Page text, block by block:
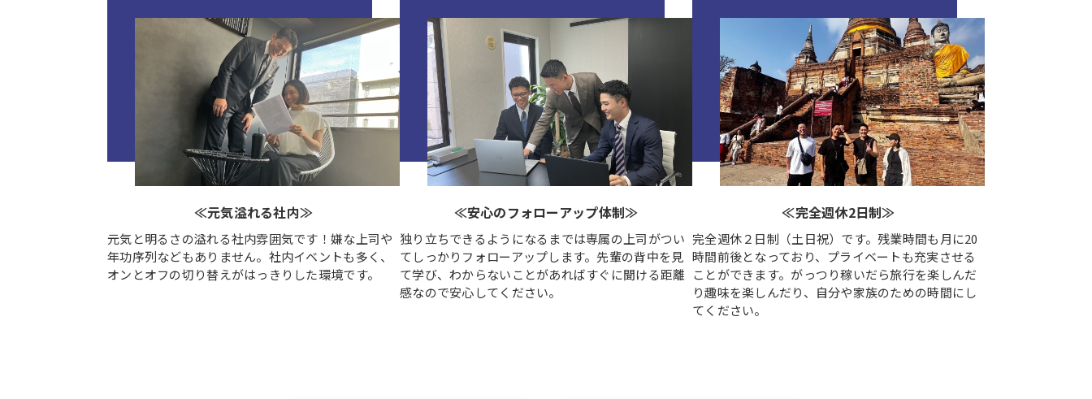
≪元気溢れる社内≫
元気と明るさの溢れる社内雰囲気です！嫌な上司や
年功序列などもありません。社内イベントも多く、
オンとオフの切り替えがはっきりした環境です。
≪安心のフォローアップ体制≫
独り立ちできるようになるまでは専属の上司がつい
てしっかりフォローアップします。先輩の背中を見
て学び、わからないことがあればすぐに聞ける距離
感なので安心してください。
≪完全週休2日制≫
完全週休２日制（土日祝）です。残業時間も月に20
時間前後となっており、プライベートも充実させる
ことができます。がっつり稼いだら旅行を楽しんだ
り趣味を楽しんだり、自分や家族のための時間にし
てください。